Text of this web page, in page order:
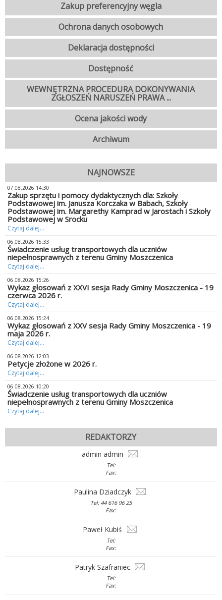
Zakup preferencyjny węgla
Ochrona danych osobowych
Deklaracja dostępności
Dostępność
WEWNĘTRZNA PROCEDURA DOKONYWANIA
ZGŁOSZEŃ NARUSZEŃ PRAWA ...
Ocena jakości wody
Archiwum
NAJNOWSZE
07.08.2026 14:30
Zakup sprzętu i pomocy dydaktycznych dla: Szkoły
Podstawowej im. Janusza Korczaka w Babach, Szkoły
Podstawowej im. Margarethy Kamprad w Jarostach i Szkoły
Podstawowej w Srocku
Czytaj dalej...
06.08.2026 15:33
Świadczenie usług transportowych dla uczniów
niepełnosprawnych z terenu Gminy Moszczenica
Czytaj dalej...
06.08.2026 15:26
Wykaz głosowań z XXVI sesja Rady Gminy Moszczenica - 19
czerwca 2026 r.
Czytaj dalej...
06.08.2026 15:24
Wykaz głosowań z XXV sesja Rady Gminy Moszczenica - 19
maja 2026 r.
Czytaj dalej...
06.08.2026 12:03
Petycje złożone w 2026 r.
Czytaj dalej...
06.08.2026 10:20
Świadczenie usług transportowych dla uczniów
niepełnosprawnych z terenu Gminy Moszczenica
Czytaj dalej...
REDAKTORZY
admin admin
Tel:
Fax:
Paulina Dziadczyk
Tel: 44 616 96 25
Fax:
Paweł Kubiś
Tel:
Fax:
Patryk Szafraniec
Tel:
Fax: